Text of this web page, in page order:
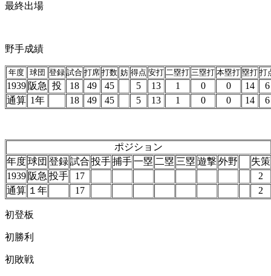
最終出場
野手成績
年度 球団 登録 試合 打席 打数 妨 得点 安打 二塁打 三塁打 本塁打 塁打 打
1939 阪急 投 18 49 45 5 13 1 0 0 14
6
通算 1年 18 49 45 5 13 1 0 0 14 6
ポジション
年度球団 登録試合 投手捕手一塁 二塁 三塁 遊撃外野
失策
1939 阪急 投手 17
2
通算 １年 17 2
初登板
初勝利
初敗戦